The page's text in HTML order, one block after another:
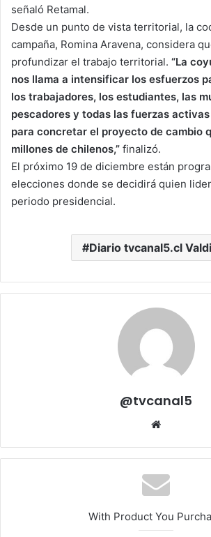
señaló Retamal.
Desde un punto de vista territorial, la
campaña, Romina Aravena, considera
profundizar el trabajo territorial. “La
nos llama a intensificar los esfuerzos
los trabajadores, los estudiantes, las
pescadores y todas las fuerzas
para concretar el proyecto de cambio
millones de chilenos,” finalizó.
El próximo 19 de diciembre están
elecciones donde se decidirá quien
periodo presidencial.
Diario tvcanal5.cl
@tvcanal5
With Product You